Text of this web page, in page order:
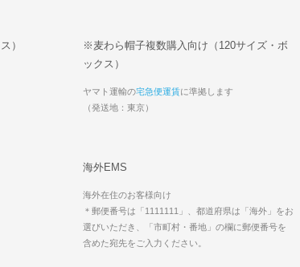
）
※麦わら帽子複数購入向け（120サイズ・ボ
ックス）
ヤマト運輸の宅急便運賃に準拠します
（発送地：東京）
海外EMS
海外在住のお客様向け
＊郵便番号は「1111111」、都道府県は「海外」をお
選びいただき、「市町村・番地」の欄に郵便番号を
含めた宛先をご入力ください。